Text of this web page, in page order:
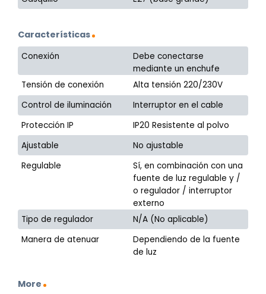
Características
Conexión
Debe conectarse
mediante un enchufe
Tensión de conexión
Alta tensión 220/230V
Control de iluminación
Interruptor en el cable
Protección IP
IP20 Resistente al polvo
Ajustable
No ajustable
Regulable
Sí, en combinación con una
fuente de luz regulable y /
o regulador / interruptor
externo
Tipo de regulador
N/A (No aplicable)
Manera de atenuar
Dependiendo de la fuente
de luz
More